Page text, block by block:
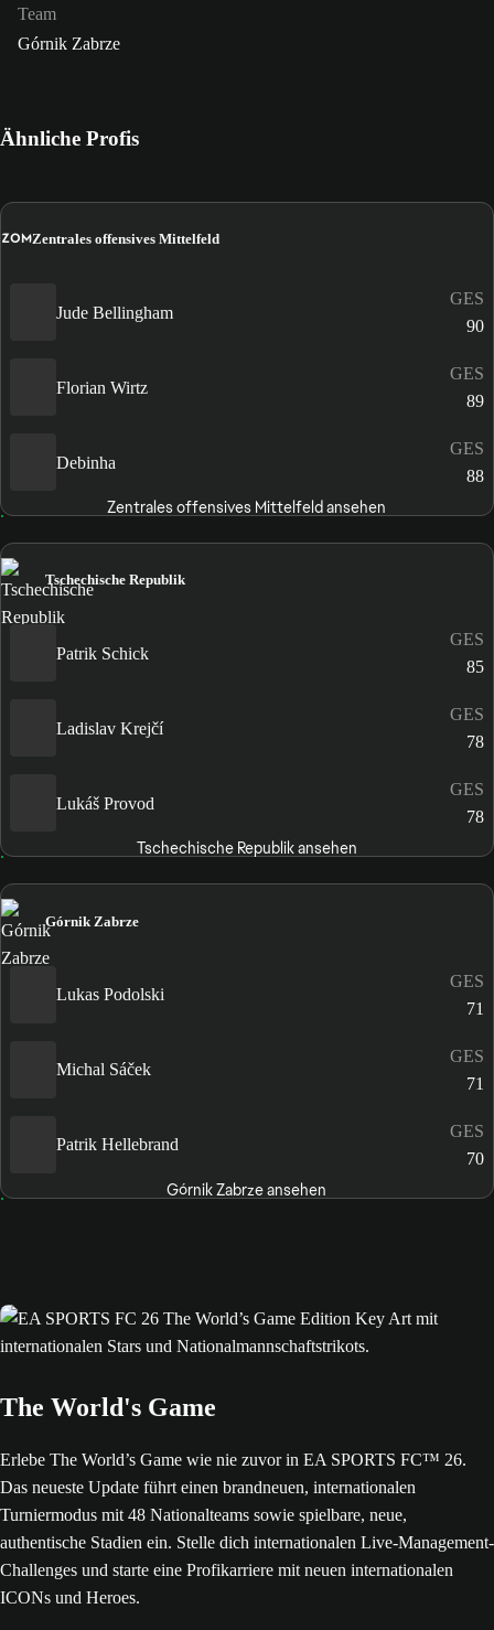
Team
Górnik Zabrze
Ähnliche Profis
ZOMZentrales offensives Mittelfeld
Jude Bellingham
GES
90
Florian Wirtz
GES
89
Debinha
GES
88
Zentrales offensives Mittelfeld ansehen
Tschechische Republik
Patrik Schick
GES
85
Ladislav Krejčí
GES
78
Lukáš Provod
GES
78
Tschechische Republik ansehen
Górnik Zabrze
Lukas Podolski
GES
71
Michal Sáček
GES
71
Patrik Hellebrand
GES
70
Górnik Zabrze ansehen
The World's Game
Erlebe The World’s Game wie nie zuvor in EA SPORTS FC™ 26.
Das neueste Update führt einen brandneuen, internationalen
Turniermodus mit 48 Nationalteams sowie spielbare, neue,
authentische Stadien ein. Stelle dich internationalen Live-Management-
Challenges und starte eine Profikarriere mit neuen internationalen
ICONs und Heroes.